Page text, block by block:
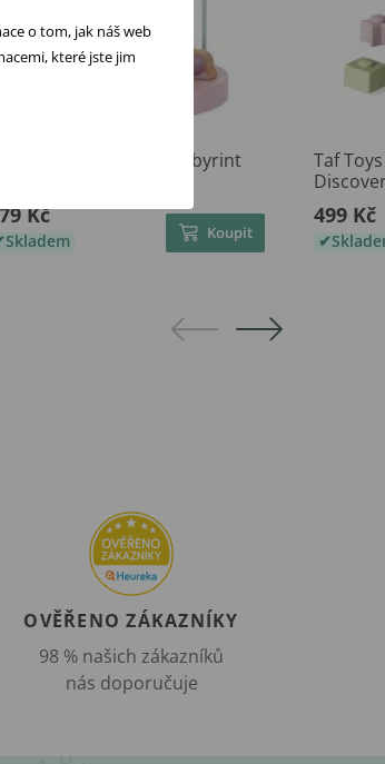
Little Dutch Motorický labyrint
Kč
Skladem Koupit
Taf
499 Kč
OVĚŘENO ZÁKAZNÍKY
98 % našich zákazníků
nás doporučuje
o tom, jak náš web
které jste jim